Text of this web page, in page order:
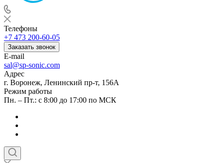
Телефоны
+7 473 200-60-05
Заказать звонок
E-mail
sal@sp-sonic.com
Адрес
г. Воронеж, Ленинский пр-т, 156А
Режим работы
Пн. – Пт.: с 8:00 до 17:00 по МСК